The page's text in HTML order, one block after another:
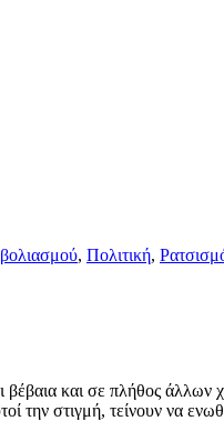
, Πολιτική,
βέβαια και σε πλήθος άλλων
την στιγμή, τείνουν να